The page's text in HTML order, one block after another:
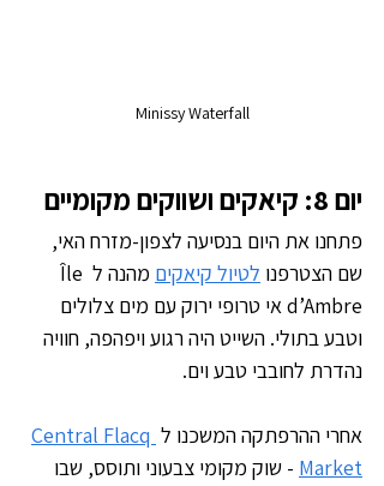
Minissy Waterfall
יום 8: קיאקים ושווקים מקומיים
פתחנו את היום בנסיעה לצפון-מזרח האי,
שם הצטרפנו לטיול קיאקים
מהנה ל Île
d’Ambre אי טרופי ירוק עם מים צלולים
וטבע בתולי. השייט היה רגוע ויפהפה, חוויה
נהדרת לחובבי טבע וים.
אחרי ההרפתקה המשכנו ל Central Flacq
Market - שוק מקומי צבעוני ותוסס, שבו